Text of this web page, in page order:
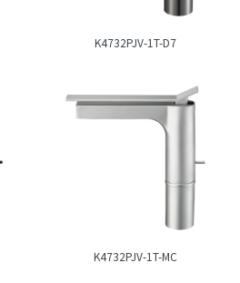
K4732PJV-1T-D7
K4732PJV-1T-MC